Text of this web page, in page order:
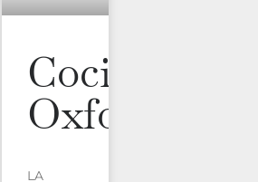
Cocina
Oxford
LA